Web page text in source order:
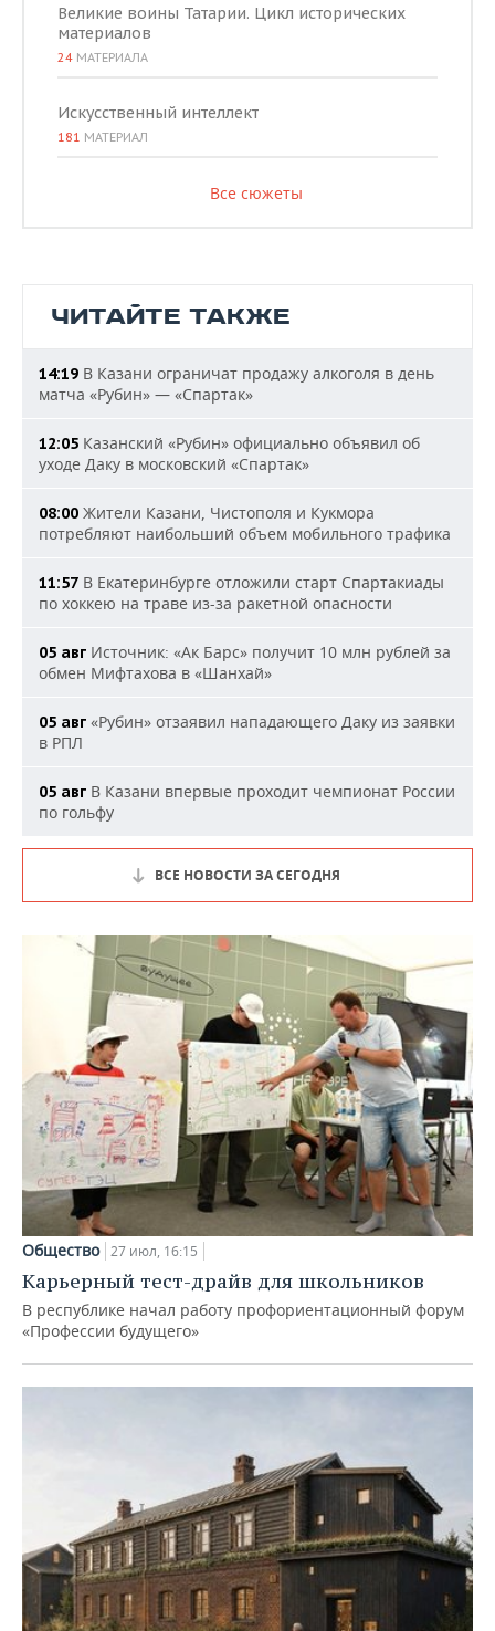
Великие воины Татарии. Цикл исторических
материалов
24 МАТЕРИАЛА
Искусственный интеллект
181 МАТЕРИАЛ
Все сюжеты
ЧИТАЙТЕ ТАКЖЕ
14:19 В Казани ограничат продажу алкоголя в день
матча «Рубин» — «Спартак»
12:05 Казанский «Рубин» официально объявил об
уходе Даку в московский «Спартак»
08:00 Жители Казани, Чистополя и Кукмора
потребляют наибольший объем мобильного трафика
11:57 В Екатеринбурге отложили старт Спартакиады
по хоккею на траве из-за ракетной опасности
05 авг Источник: «Ак Барс» получит 10 млн рублей за
обмен Мифтахова в «Шанхай»
05 авг «Рубин» отзаявил нападающего Даку из заявки
в РПЛ
05 авг В Казани впервые проходит чемпионат России
по гольфу
ВСЕ НОВОСТИ ЗА СЕГОДНЯ
Общество 27 июл, 16:15
Карьерный тест-драйв для школьников
В республике начал работу профориентационный форум
«Профессии будущего»